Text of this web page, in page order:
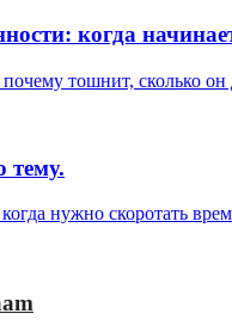
когда
почему тошнит, сколько
тему.
нужно скоротать